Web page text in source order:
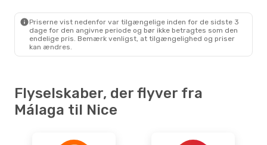
Priserne vist nedenfor var tilgængelige inden for de sidste 3
dage for den angivne periode og bør ikke betragtes som den
endelige pris. Bemærk venligst, at tilgængelighed og priser
kan ændres.
Flyselskaber, der flyver fra
Málaga til Nice